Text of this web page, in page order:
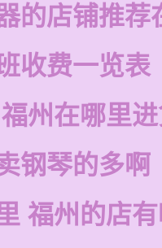
的店铺推荐
收费一览表
州在哪里
钢琴的多啊
福州的店